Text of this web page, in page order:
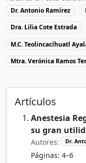
Dr. Antonio Ramírez
Dra. Lilia Cote Estrada
M.C. Teolincacíhuatl
Mtra. Verónica Ramos
Artículos
Anestesia
su gran
Autores: Dr.
Páginas: 4–6